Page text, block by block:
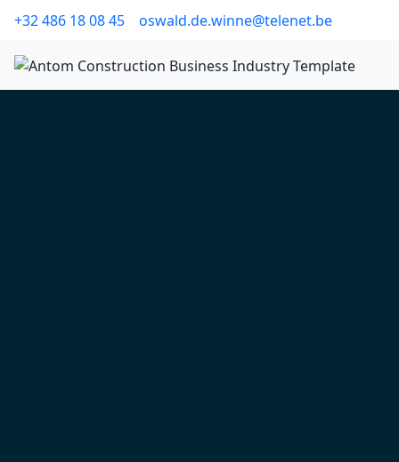
+32 486 18 08 45 oswald.de.winne@telenet.be